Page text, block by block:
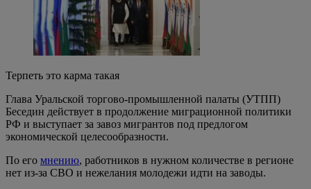
Терпеть это карма такая
Глава Уральской торгово-промышленной палаты (УТПП)
Беседин действует в продолжение миграционной политики
РФ и выступает за завоз мигрантов под предлогом
экономической целесообразности.
По его мнению, работников в нужном количестве в регионе
нет из-за СВО и нежелания молодежи идти на заводы.